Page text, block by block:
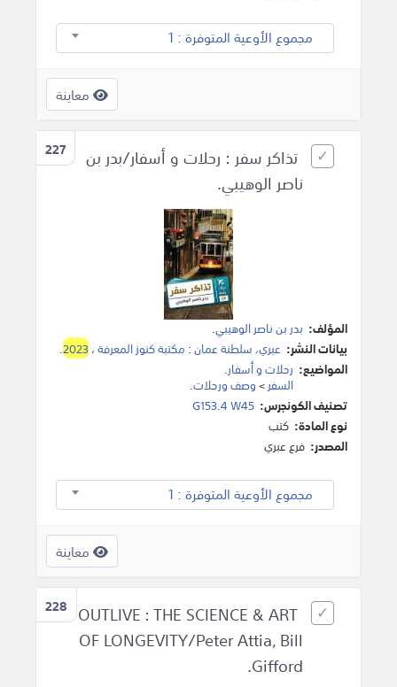
مجموع الأوعية المتوفرة : 1
معاينة
227
تذاكر سفر : رحلات و أسفار/بدر بن
ناصر الوهيبي.
المؤلف: بدر بن ناصر الوهيبي.
بيانات النشر: عبري، سلطنة عمان: مكتبة كنوز المعرفة،2023
.
المواضيع: رحلات و أسفار.
السفر>وصف ورحلات.
تصنيف الكونجرس: G153.4 W45
نوع المادة: كتب
المصدر: فرع عبري
مجموع الأوعية المتوفرة : 1
معاينة
228 OUTLIVE : THE SCIENCE & ART
OF LONGEVITY/Peter Attia, Bill
Gifford.